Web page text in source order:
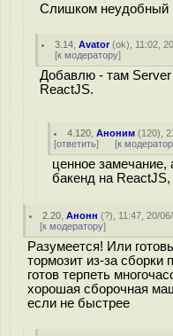
Слишком неудобный
3.14 ,Avator(ok), 11:02,
[к модератору]
Добавлю - там
ReactJS.
4.120 ,Аноним (120),
[ответить] [к
ценное
бакенд на
2.20 ,Анонн (?), 11:47, 20/
[к модератору]
Разумеется! Или
тормозит из-за сборки
готов терпеть
хорошая сборочная
если не быстрее